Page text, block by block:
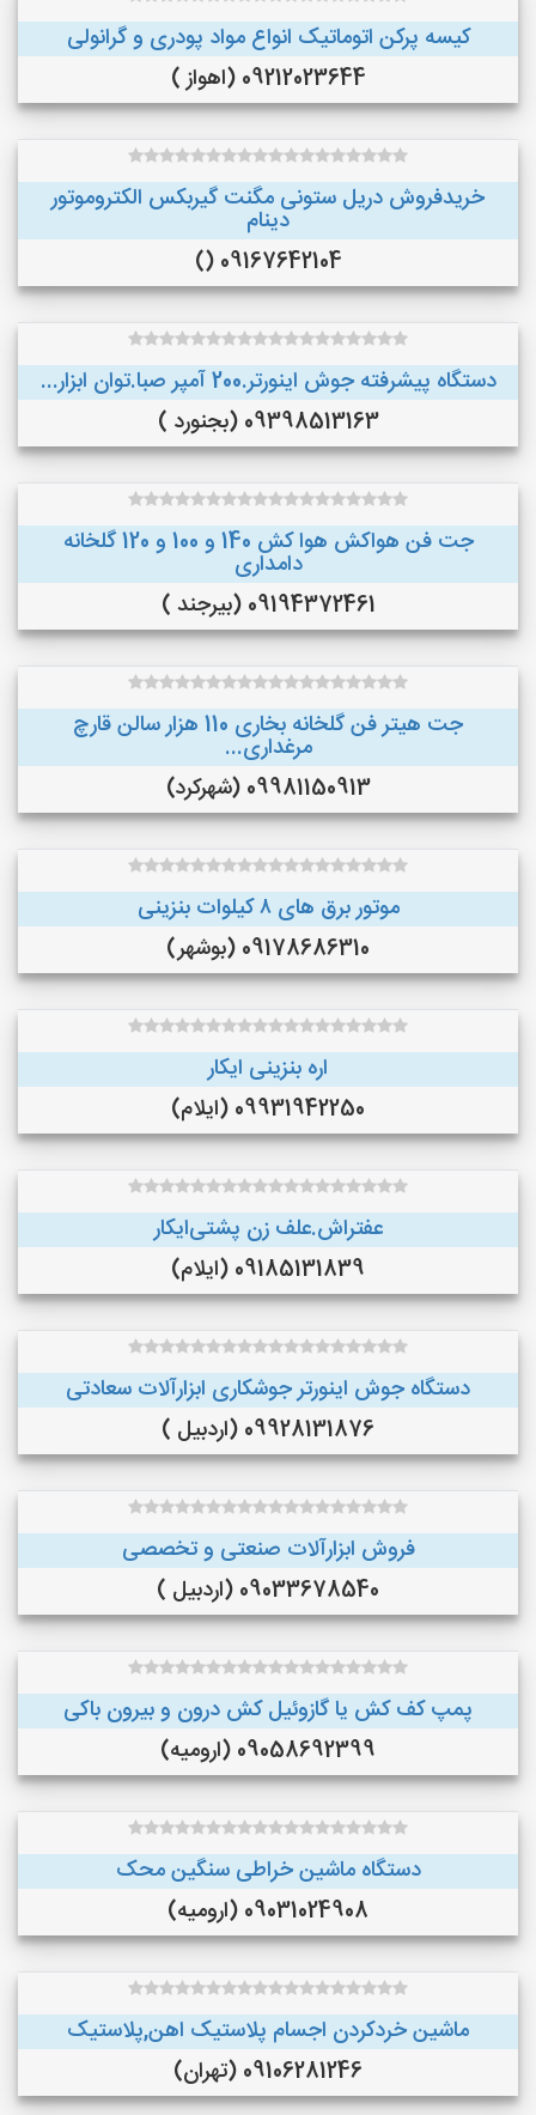
کیسه پرکن اتوماتیک انواع مواد پودری و گرانولی
09212023644 (اهواز )
خریدفروش دریل ستونی مگنت گیربکس الکتروموتور
دینام
09167642104 ()
دستگاه پیشرفته جوش اینورتر.200 آمپر صبا.توان ابزار...
09398513163 (بجنورد )
جت فن هواکش هوا کش 140 و 100 و 120 گلخانه
دامداری
09194372461 (بیرجند )
جت هیتر فن گلخانه بخاری 110 هزار سالن قارچ
مرغداری...
09981150913 (شهرکرد)
موتور برق های ٨ کیلوات بنزینی
09178686310 (بوشهر)
اره بنزینی ایکار
09931942250 (ایلام)
عفتراش.علف زن پشتی‌ایکار
09185131839 (ایلام)
دستگاه جوش اینورتر جوشکاری ابزارآلات سعادتی
09928131876 (اردبیل )
فروش ابزارآلات صنعتی و تخصصی
09033678540 (اردبیل )
پمپ کف کش یا گازوئیل کش درون و بیرون باکی
09058692399 (ارومیه)
دستگاه ماشین خراطی سنگین محک
09031024908 (ارومیه)
ماشین خردکردن اجسام پلاستیک اهن,پلاستیک
09106281246 (تهران)